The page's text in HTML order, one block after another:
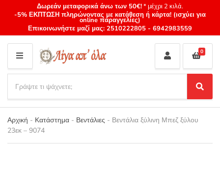
Δωρεάν μεταφορικά άνω των 50€!* μέχρι 2 κιλά.
-5% ΕΚΠΤΩΣΗ πληρώνοντας με κατάθεση ή κάρτα! (ισχύει για
online παραγγελίες)
Επικοινωνήστε μαζί μας: 2510222805 - 6942983559
M
E
N
U
Category
name
a
r
c
h
p
S
e
a
0
Αρχική - Κατάστημα - Βεντάλιες - Βεντάλια ξύλινη Μπεζ ξύλου
23εκ – 9074